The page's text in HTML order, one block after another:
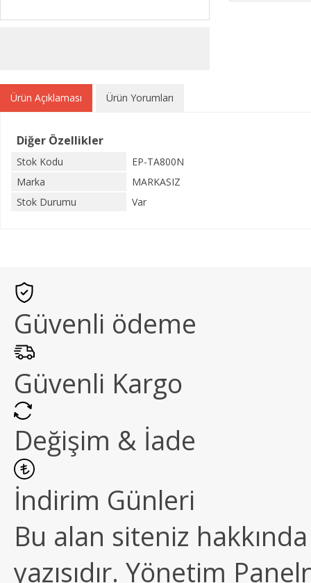
Ürün Açıklaması Ürün Yorumları
Diğer Özellikler
Stok Kodu
EP-TA800N
Marka
MARKASIZ
Stok Durumu
Var
Güvenli ödeme
Güvenli Kargo
Değişim & İade
İndirim Günleri
Bu alan siteniz
yazısıdır. Yönetim